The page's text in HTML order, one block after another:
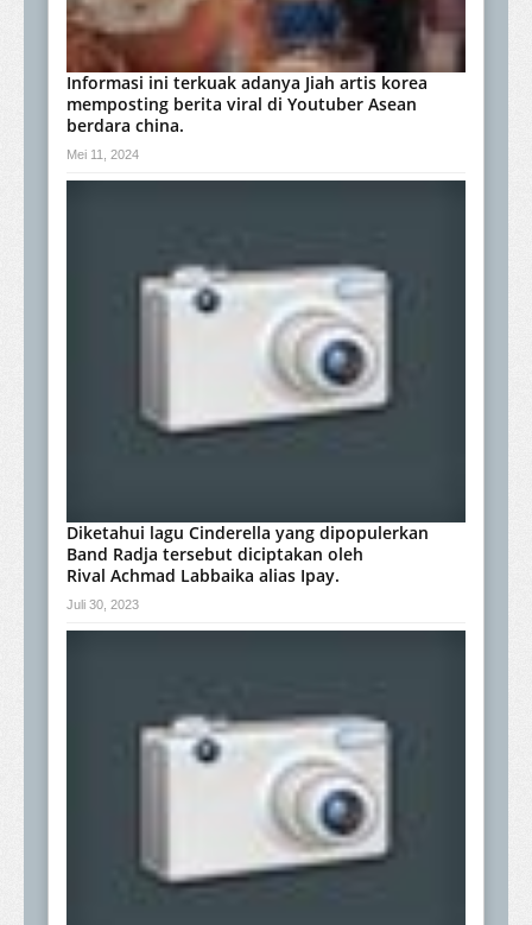
Informasi ini terkuak adanya Jiah artis korea
memposting berita viral di Youtuber Asean
berdara china.
Mei 11, 2024
Diketahui lagu Cinderella yang dipopulerkan
Band Radja tersebut diciptakan oleh
Rival Achmad Labbaika alias Ipay.
Juli 30, 2023